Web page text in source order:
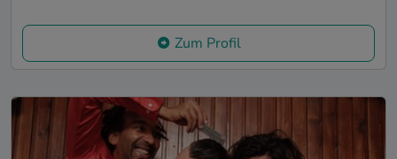
Zum Profil